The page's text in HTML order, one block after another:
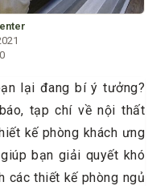
lại đang bí ý tưởng?
tạp chí về nội thất
kế phòng khách ưng
bạn giải quyết khó
các thiết kế phòng ngủ